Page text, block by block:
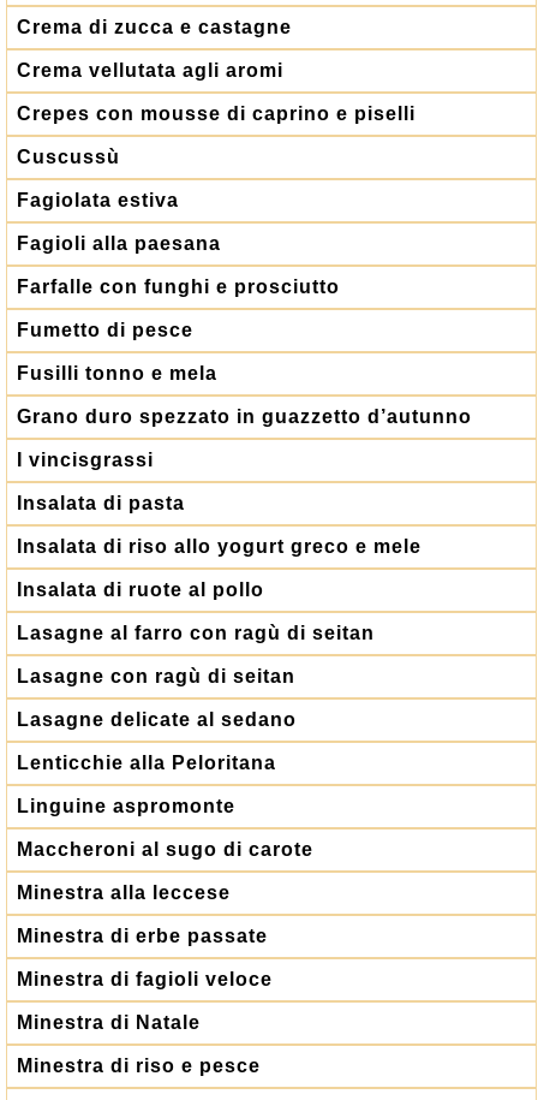
Crema di zucca e castagne
Crema vellutata agli aromi
Crepes con mousse di caprino e piselli
Cuscussù
Fagiolata estiva
Fagioli alla paesana
Farfalle con funghi e prosciutto
Fumetto di pesce
Fusilli tonno e mela
Grano duro spezzato in guazzetto d’autunno
I vincisgrassi
Insalata di pasta
Insalata di riso allo yogurt greco e mele
Insalata di ruote al pollo
Lasagne al farro con ragù di seitan
Lasagne con ragù di seitan
Lasagne delicate al sedano
Lenticchie alla Peloritana
Linguine aspromonte
Maccheroni al sugo di carote
Minestra alla leccese
Minestra di erbe passate
Minestra di fagioli veloce
Minestra di Natale
Minestra di riso e pesce